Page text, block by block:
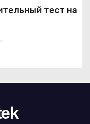
тест на